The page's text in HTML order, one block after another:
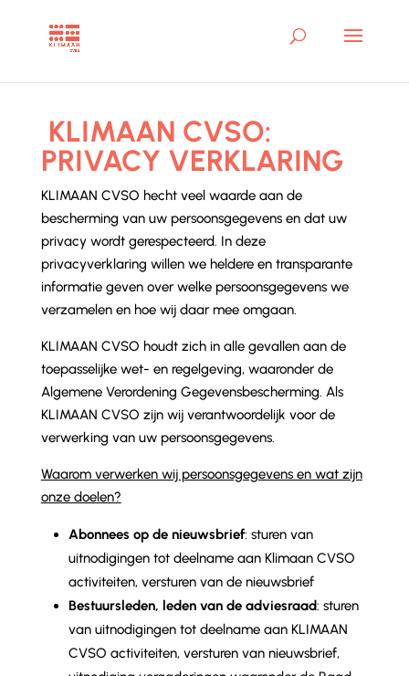
KLIMAAN CVSO:
PRIVACY VERKLARING
KLIMAAN CVSO hecht veel waarde aan de
bescherming van uw persoonsgegevens en dat uw
privacy wordt gerespecteerd. In deze
privacyverklaring willen we heldere en transparante
informatie geven over welke persoonsgegevens we
verzamelen en hoe wij daar mee omgaan.
KLIMAAN CVSO houdt zich in alle gevallen aan de
toepasselijke wet- en regelgeving, waaronder de
Algemene Verordening Gegevensbescherming. Als
KLIMAAN CVSO zijn wij verantwoordelijk voor de
verwerking van uw persoonsgegevens.
Waarom verwerken wij persoonsgegevens en wat zijn
onze doelen?
Abonnees op de nieuwsbrief: sturen van
uitnodigingen tot deelname aan Klimaan CVSO
activiteiten, versturen van de nieuwsbrief
Bestuursleden, leden van de adviesraad: sturen
van uitnodigingen tot deelname aan KLIMAAN
CVSO activiteiten, versturen van nieuwsbrief,